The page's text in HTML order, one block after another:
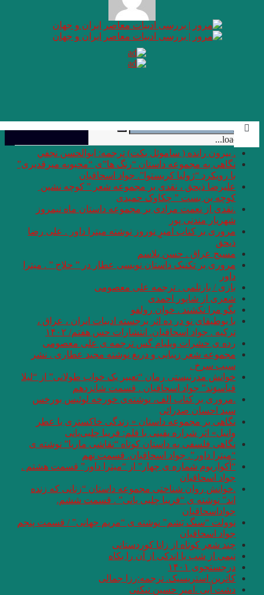
منو
. بيرون رانده ( ساموئل بكت) ترجمه: ابوالحسن نجفي
نگاهی به مجموعه داستان “رنگ ها”ی “محبوبه میرقدیری”
با رویکرد “ژولیا کریستوا”. جواد اسحاقیان
علیرضا ذیحق ، نقدی بر مجموعه شعر ” کوچه نشین ِ
کوچه بن بست ” چکاوک حمیدی
.نقدی از نعمت مرادی بر مجموعه داستان ماه نیمروز
شهریار مندنی پور
مروری بر کتاب امیرِِِ نوروز نوشته میترا داور . علی رضا
ذیحق
مسیح عراق . حسن بلاسم
مروری بر تکنیک داستان نویسی عطار در ” حلاج ” . میترا
داور
بازی / بارتلمی . ترجمه علی معصومی
شعری از شاپور احمدی
بگو مرا نکشند . خوان رولفو
با بوطیقای نو در ده اثر برجسته ادبیات ایران ، عراق ،
ترکیه . جواد اسحاقیان. انتشارات حس هفتم/ ۱۴۰۲
رده ى حشرات ویلیام گس ترجمه ی علی معصومی
مجموعه شعر زیبایی و دریغ نوشته مجید عطاری . نشر
سیب سرخ .
خوانش مدرنیستی رمان “تعبیر یک خواب طولانی” از “لیلا
قیاسوَند” جواد اسحاقیان . قسمت شانزدهم
.مروری بر کتاب الف، نوشته‌ی خورخه لوئیس بورخس
سید احسان صدرائی
نگاهی بر مجموعه داستان « زندگی خاکستری با عطر
وانیل» اثر شراره یقینی با قلم: فریبا چلبی‌یانی
نگاهی فلسفی به داستان کوتاه “نقاشی ماریا” نوشته ی
“میترا داور”. جواد اسحاقیان. قسمت نهم
“آکواریوم شماره ی چهار” از “میترا داور” قسمت هشتم .
جواد اسحاقیان
.خوانش روان شناختی مجموعه داستان “زنانی که زنده
اند” نوشته ی “فریبا چلبی یانی” . قسمت ششم.
جواداسحاقیان
نوولت “سنگ یَشم” نوشته ی “مریم جهانی” / قسمت پنجم
جواد اسحاقیان
چند شعر کوتاه از زانا کوردستانی
نيمى از شب يا اندكى از آن را بكاه
درجستجوی ۱۴۰۱
کاترین استریسیک. ترجمه:رزا جمالی
دشت آبی .امیر حسین تیکنی